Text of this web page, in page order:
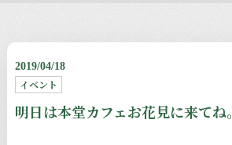
2019/04/18
イベント
明日は本堂カフェお花見に来てね。